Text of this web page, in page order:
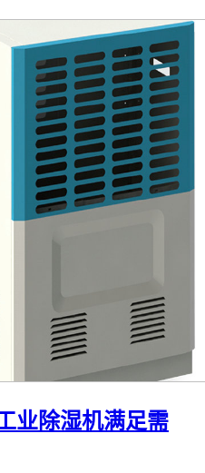
业除湿机满足需